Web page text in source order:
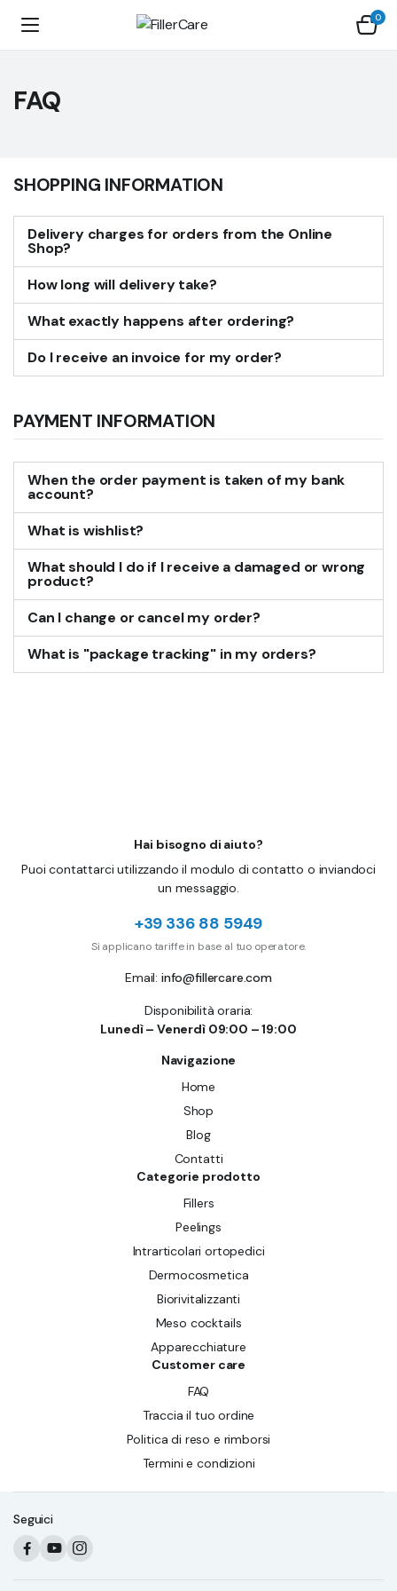
0
FAQ
SHOPPING INFORMATION
Delivery charges for orders from the Online
Shop?
How long will delivery take?
What exactly happens after ordering?
Do I receive an invoice for my order?
PAYMENT INFORMATION
When the order payment is taken of my bank
account?
What is wishlist?
What should I do if I receive a damaged or wrong
product?
Can I change or cancel my order?
What is "package tracking" in my orders?
Hai bisogno di aiuto?
Puoi contattarci utilizzando il modulo di contatto o inviandoci
un messaggio.
+39 336 88 5949
Si applicano tariffe in base al tuo operatore.
Email: info@fillercare.com
Disponibilità oraria:
Lunedì – Venerdì 09:00 – 19:00
Navigazione
Home
Shop
Blog
Contatti
Categorie prodotto
Fillers
Peelings
Intrarticolari ortopedici
Dermocosmetica
Biorivitalizzanti
Meso cocktails
Apparecchiature
Customer care
FAQ
Traccia il tuo ordine
Politica di reso e rimborsi
Termini e condizioni
Seguici